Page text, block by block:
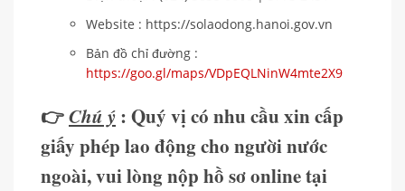
Website : https://solaodong.hanoi.gov.vn
Bản đồ chỉ đường :
https://goo.gl/maps/VDpEQLNinW4mte2X9
👉Chú ý : Quý vị có nhu cầu xin cấp
giấy phép lao động cho người nước
ngoài, vui lòng nộp hồ sơ online tại